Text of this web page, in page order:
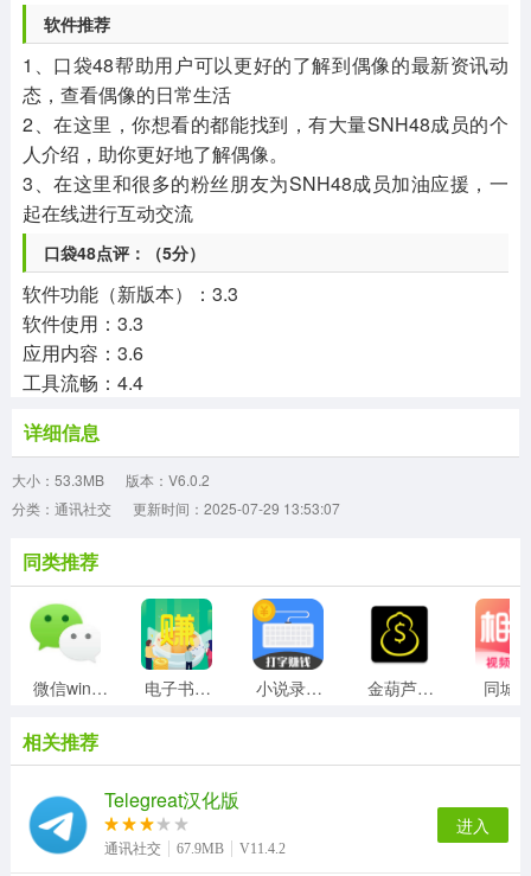
软件推荐
1、口袋48帮助用户可以更好的了解到偶像的最新资讯动
态，查看偶像的日常生活
2、在这里，你想看的都能找到，有大量SNH48成员的个
人介绍，助你更好地了解偶像。
3、在这里和很多的粉丝朋友为SNH48成员加油应援，一
起在线进行互动交流
口袋48点评：（5分）
软件功能（新版本）：3.3
软件使用：3.3
应用内容：3.6
工具流畅：4.4
详细信息
大小：53.3MB
版本：V6.0.2
分类：通讯社交
更新时间：2025-07-29 13:53:07
同类推荐
微信windows版 电子书录入员 小说录入打字员 金葫芦挂机 同城
相关推荐
Telegreat汉化版
通讯社交 67.9MB V11.4.2
进入